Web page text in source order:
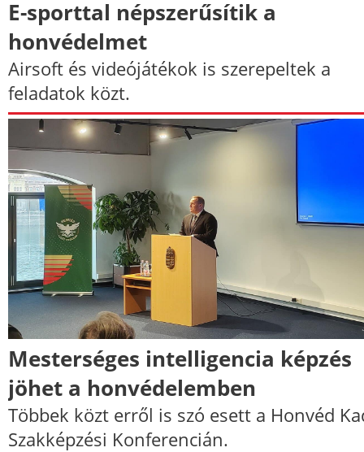
E-sporttal népszerűsítik a
honvédelmet
Airsoft és videójátékok is szerepeltek a
feladatok közt.
Mesterséges intelligencia képzés
jöhet a honvédelemben
Többek közt erről is szó esett a Honvéd
Szakképzési Konferencián.